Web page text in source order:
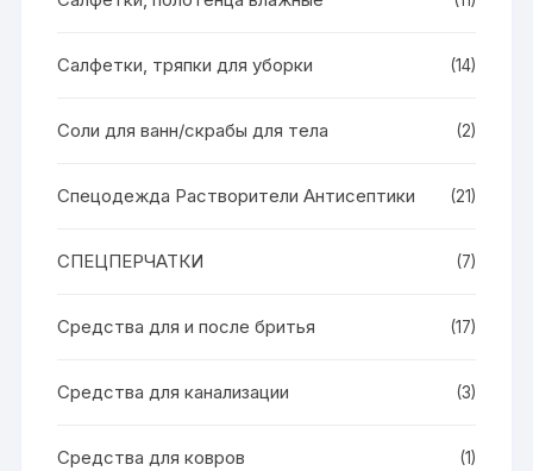
Салфетки, тряпки для уборки (14)
Соли для ванн/скрабы для тела (2)
Спецодежда Растворители Антисептики (21)
СПЕЦПЕРЧАТКИ (7)
Средства для и после бритья (17)
Средства для канализации (3)
Средства для ковров (1)